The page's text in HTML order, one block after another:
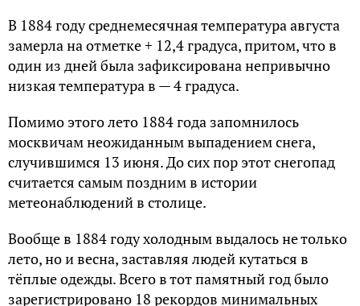
В 1884 году среднемесячная температура августа
замерла на отметке + 12,4 градуса, притом, что в
один из дней была зафиксирована непривычно
низкая температура в — 4 градуса.
Помимо этого лето 1884 года запомнилось
москвичам неожиданным выпадением снега,
случившимся 13 июня. До сих пор этот снегопад
считается самым поздним в истории
метеонаблюдений в столице.
Вообще в 1884 году холодным выдалось не только
лето, но и весна, заставляя людей кутаться в
тёплые одежды. Всего в тот памятный год было
зарегистрировано 18 рекордов минимальных